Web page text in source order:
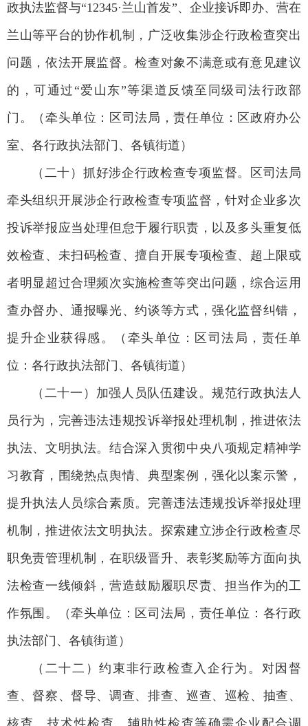
政执法监督与“12345·兰山首发”、企业接诉即办、营在
兰山等平台的协作机制，广泛收集涉企行政检查突出
问题，依法开展监督。检查对象不满意或有意见建议
的，可通过“爱山东”等渠道反馈至同级司法行政部
门。（牵头单位：区司法局，责任单位：区政府办公
室、各行政执法部门、各镇街道）
（二十）抓好涉企行政检查专项监督。区司法局
牵头组织开展涉企行政检查专项监督，针对企业多次
投诉举报应当处理但怠于履行职责，以及多头重复低
效检查、未扫码检查、擅自开展专项检查、超上限或
者明显超过合理频次实施检查等突出问题，综合运用
查办督办、通报曝光、约谈等方式，强化监督纠错，
提升企业获得感。（牵头单位：区司法局，责任单
位：各行政执法部门、各镇街道）
（二十一）加强人员队伍建设。规范行政执法人
员行为，完善违法违规投诉举报处理机制，推进依法
执法、文明执法。结合深入贯彻中央八项规定精神学
习教育，围绕热点舆情、典型案例，强化以案示警，
提升执法人员综合素质。完善违法违规投诉举报处理
机制，推进依法文明执法。探索建立涉企行政检查尽
职免责管理机制，在职级晋升、表彰奖励等方面向执
法检查一线倾斜，营造鼓励履职尽责、担当作为的工
作氛围。（牵头单位：区司法局，责任单位：各行政
执法部门、各镇街道）
（二十二）约束非行政检查入企行为。对因督
查、督察、督导、调查、排查、巡查、巡检、抽查、